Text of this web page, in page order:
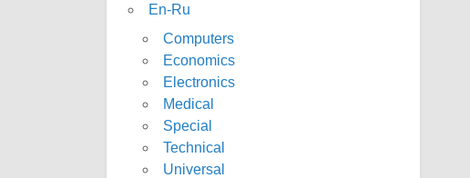
En-Ru
Computers
Economics
Electronics
Medical
Special
Technical
Universal